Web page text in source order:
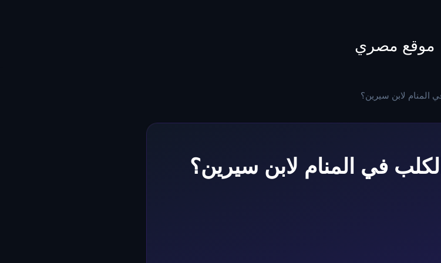
موقع مصري
المنام لابن سيرين؟
في المنام لابن سيرين؟